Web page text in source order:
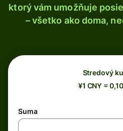
ktorý vám umožňuje
– všetko ako doma,
Stredový
¥1 CNY =
Suma